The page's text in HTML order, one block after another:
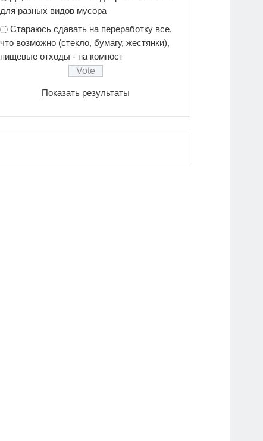
для разных видов мусора
Стараюсь сдавать на переработку все,
что возможно (стекло, бумагу, жестянки),
пищевые отходы - на компост
Показать результаты